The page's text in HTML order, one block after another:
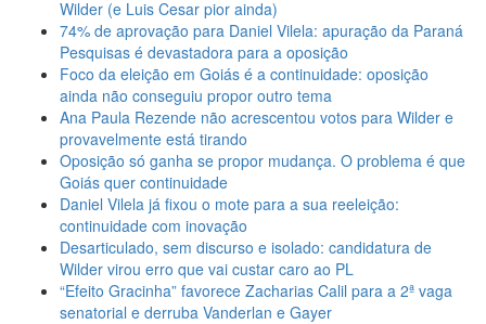
Wilder (e Luis Cesar pior ainda)
74% de aprovação para Daniel Vilela: apuração da Paraná
Pesquisas é devastadora para a oposição
Foco da eleição em Goiás é a continuidade: oposição
ainda não conseguiu propor outro tema
Ana Paula Rezende não acrescentou votos para Wilder e
provavelmente está tirando
Oposição só ganha se propor mudança. O problema é que
Goiás quer continuidade
Daniel Vilela já fixou o mote para a sua reeleição:
continuidade com inovação
Desarticulado, sem discurso e isolado: candidatura de
Wilder virou erro que vai custar caro ao PL
“Efeito Gracinha” favorece Zacharias Calil para a 2ª vaga
senatorial e derruba Vanderlan e Gayer